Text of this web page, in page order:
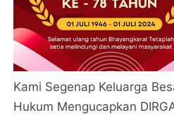
Kami Segenap Keluarga
Hukum Mengucapkan